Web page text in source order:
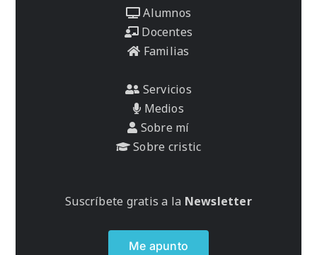
Alumnos
Docentes
Familias
Servicios
Medios
Sobre mí
Sobre cristic
Suscríbete gratis a la Newsletter
Me apunto